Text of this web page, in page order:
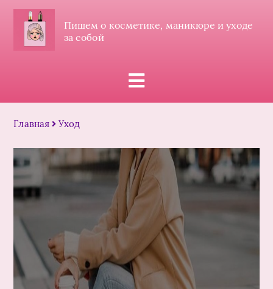
Пишем о косметике, маникюре и уходе
за собой
Главная Уход